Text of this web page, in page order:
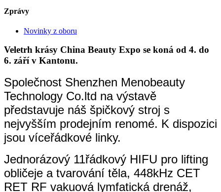
Zprávy
Novinky z oboru
Veletrh krásy China Beauty Expo se koná od 4. do
6. září v Kantonu.
Společnost Shenzhen Menobeauty
Technology Co.ltd na výstavě
představuje náš špičkový stroj s
nejvyšším prodejním renomé. K dispozici
jsou víceřádkové linky.
Jednorázový 11řádkový HIFU pro lifting
obličeje a tvarování těla, 448kHz CET
RET RF vakuová lymfatická drenáž,